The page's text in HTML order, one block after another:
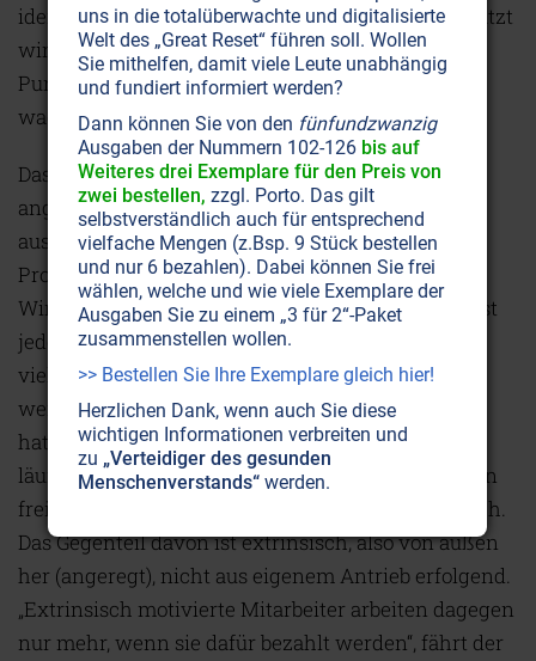
identifizieren können, wenn ihre Leistung geschätzt
wird und sie Freude bei der Arbeit haben.“ Auf den
Punkt gebracht heißt das: Solange ein Mensch
wachsen kann, ist er motiviert.
Das muss doch einen zusätzlichen und
angemessenen finanziellen Anreiz nicht
ausschließen, möchte man meinen. Bruno Frey,
Professor am Institut für Empirische
Wirtschaftsforschung an der Universität Zürich, ist
jedoch ganz anderer Meinung. „Der Mensch tut
vieles aus sich heraus, ohne dafür bezahlt zu
werden. Ein Mitarbeiter, der Freude bei der Arbeit
hat, kümmert sich einfach darum, dass alles gut
läuft. Dafür arbeitet er auch freiwillig mehr.“ Diesen
freiwilligen inneren Antrieb nennt man intrinsisch.
Das Gegenteil davon ist extrinsisch, also von außen
her (angeregt), nicht aus eigenem Antrieb erfolgend.
„Extrinsisch motivierte Mitarbeiter arbeiten dagegen
nur mehr, wenn sie dafür bezahlt werden“, fährt der
uns in die totalüberwachte und digitalisierte
Welt des „Great Reset“ führen soll. Wollen
Sie mithelfen, damit viele Leute unabhängig
und fundiert informiert werden?
Dann können Sie von den fünfundzwanzig
Ausgaben der Nummern 102-126 bis auf
Weiteres drei Exemplare für den Preis von
zwei bestellen, zzgl. Porto. Das gilt
selbstverständlich auch für entsprechend
vielfache Mengen (z.Bsp. 9 Stück bestellen
und nur 6 bezahlen). Dabei können Sie frei
wählen, welche und wie viele Exemplare der
Ausgaben Sie zu einem „3 für 2“-Paket
zusammenstellen wollen.
>> Bestellen Sie Ihre Exemplare gleich hier!
Herzlichen Dank, wenn auch Sie diese
wichtigen Informationen verbreiten und
zu „Verteidiger des gesunden
Menschenverstands“ werden.